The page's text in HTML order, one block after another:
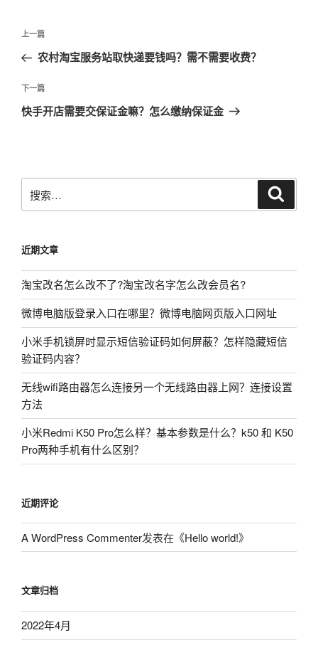
文
导
航
上
一
文
章
上一篇
农村淘宝服务站取快递要钱吗？需不需要收费？
下
一
下一篇
快手开店需要交保证金嘛？怎么缴纳保证金
搜
索：
近期文章
淘宝改名怎么改不了?淘宝改名字怎么改会员名?
微博电脑版登录入口在哪里？微博电脑网页版入口网址
小米手机锁屏时显示短信验证码如何屏蔽？怎样隐藏短信
验证码内容？
无线wifi路由器怎么连接另一个无线路由器上网？连接设置
方法
小米Redmi K50 Pro怎么样？基本参数是什么？k50 和 K50
Pro两种手机有什么区别？
近期评论
A WordPress Commenter发表在《Hello world!》
文章归档
2022年4月